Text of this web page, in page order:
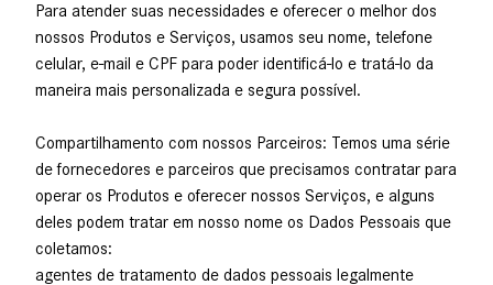
Para atender suas necessidades e oferecer o melhor dos
nossos Produtos e Serviços, usamos seu nome, telefone
celular, e-mail e CPF para poder identificá-lo e tratá-lo da
maneira mais personalizada e segura possível.
Compartilhamento com nossos Parceiros: Temos uma série
de fornecedores e parceiros que precisamos contratar para
operar os Produtos e oferecer nossos Serviços, e alguns
deles podem tratar em nosso nome os Dados Pessoais que
coletamos:
agentes de tratamento de dados pessoais legalmente